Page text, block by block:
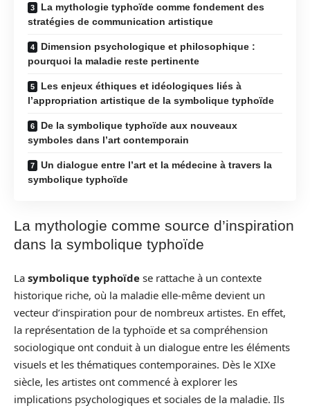
La mythologie typhoïde comme fondement des
stratégies de communication artistique
Dimension psychologique et philosophique :
pourquoi la maladie reste pertinente
Les enjeux éthiques et idéologiques liés à
l’appropriation artistique de la symbolique typhoïde
De la symbolique typhoïde aux nouveaux
symboles dans l’art contemporain
Un dialogue entre l’art et la médecine à travers la
symbolique typhoïde
La mythologie comme source d’inspiration
dans la symbolique typhoïde
La symbolique typhoïde se rattache à un contexte
historique riche, où la maladie elle-même devient un
vecteur d’inspiration pour de nombreux artistes. En effet,
la représentation de la typhoïde et sa compréhension
sociologique ont conduit à un dialogue entre les éléments
visuels et les thématiques contemporaines. Dès le XIXe
siècle, les artistes ont commencé à explorer les
implications psychologiques et sociales de la maladie. Ils